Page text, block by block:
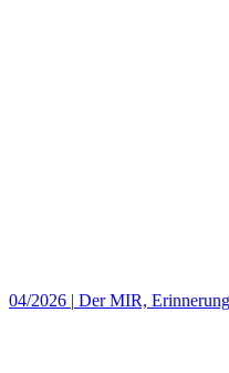
04/2026 | Der MIR,